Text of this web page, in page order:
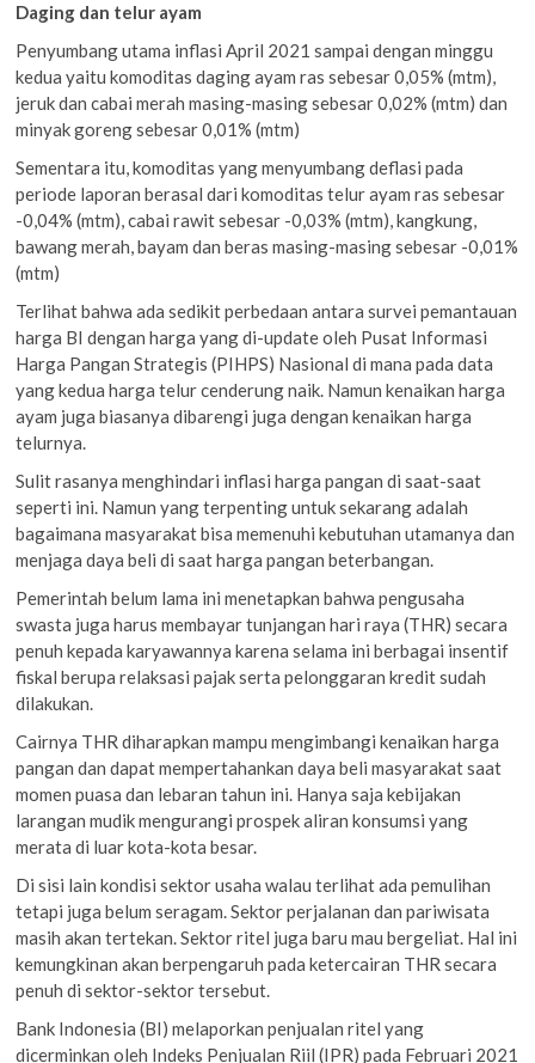
Daging dan telur ayam
Penyumbang utama inflasi April 2021 sampai dengan minggu
kedua yaitu komoditas daging ayam ras sebesar 0,05% (mtm),
jeruk dan cabai merah masing-masing sebesar 0,02% (mtm) dan
minyak goreng sebesar 0,01% (mtm)
Sementara itu, komoditas yang menyumbang deflasi pada
periode laporan berasal dari komoditas telur ayam ras sebesar
-0,04% (mtm), cabai rawit sebesar -0,03% (mtm), kangkung,
bawang merah, bayam dan beras masing-masing sebesar -0,01%
(mtm)
Terlihat bahwa ada sedikit perbedaan antara survei pemantauan
harga BI dengan harga yang di-update oleh Pusat Informasi
Harga Pangan Strategis (PIHPS) Nasional di mana pada data
yang kedua harga telur cenderung naik. Namun kenaikan harga
ayam juga biasanya dibarengi juga dengan kenaikan harga
telurnya.
Sulit rasanya menghindari inflasi harga pangan di saat-saat
seperti ini. Namun yang terpenting untuk sekarang adalah
bagaimana masyarakat bisa memenuhi kebutuhan utamanya dan
menjaga daya beli di saat harga pangan beterbangan.
Pemerintah belum lama ini menetapkan bahwa pengusaha
swasta juga harus membayar tunjangan hari raya (THR) secara
penuh kepada karyawannya karena selama ini berbagai insentif
fiskal berupa relaksasi pajak serta pelonggaran kredit sudah
dilakukan.
Cairnya THR diharapkan mampu mengimbangi kenaikan harga
pangan dan dapat mempertahankan daya beli masyarakat saat
momen puasa dan lebaran tahun ini. Hanya saja kebijakan
larangan mudik mengurangi prospek aliran konsumsi yang
merata di luar kota-kota besar.
Di sisi lain kondisi sektor usaha walau terlihat ada pemulihan
tetapi juga belum seragam. Sektor perjalanan dan pariwisata
masih akan tertekan. Sektor ritel juga baru mau bergeliat. Hal ini
kemungkinan akan berpengaruh pada ketercairan THR secara
penuh di sektor-sektor tersebut.
Bank Indonesia (BI) melaporkan penjualan ritel yang
dicerminkan oleh Indeks Penjualan Riil (IPR) pada Februari 2021